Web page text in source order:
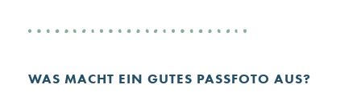
WAS MACHT EIN GUTES PASSFOTO AUS?